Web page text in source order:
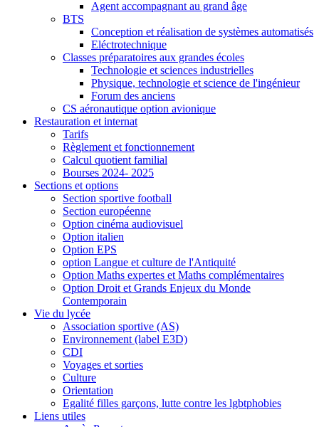
Agent accompagnant au grand âge
BTS
Conception et réalisation de systèmes automatisés
Eléctrotechnique
Classes préparatoires aux grandes écoles
Technologie et sciences industrielles
Physique, technologie et science de l'ingénieur
Forum des anciens
CS aéronautique option avionique
Restauration et internat
Tarifs
Règlement et fonctionnement
Calcul quotient familial
Bourses 2024- 2025
Sections et options
Section sportive football
Section européenne
Option cinéma audiovisuel
Option italien
Option EPS
option Langue et culture de l'Antiquité
Option Maths expertes et Maths complémentaires
Option Droit et Grands Enjeux du Monde
Contemporain
Vie du lycée
Association sportive (AS)
Environnement (label E3D)
CDI
Voyages et sorties
Culture
Orientation
Egalité filles garçons, lutte contre les lgbtphobies
Liens utiles